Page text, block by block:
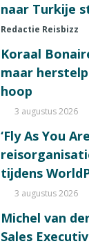
naar Turkije
Redactie Reisbizz
Koraal
maar
hoop
3 augustus 2026
‘Fly As You
tijdens
3 augustus 2026
Michel van
Sales